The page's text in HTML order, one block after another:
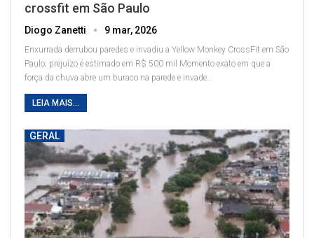
crossfit em São Paulo
Diogo Zanetti 9 mar, 2026
Enxurrada derrubou paredes e invadiu a Yellow Monkey CrossFit em São
Paulo; prejuízo é estimado em R$ 500 mil Momento exato em que a
força da chuva abre um buraco na parede e invade…
LEIA MAIS...
GERAL